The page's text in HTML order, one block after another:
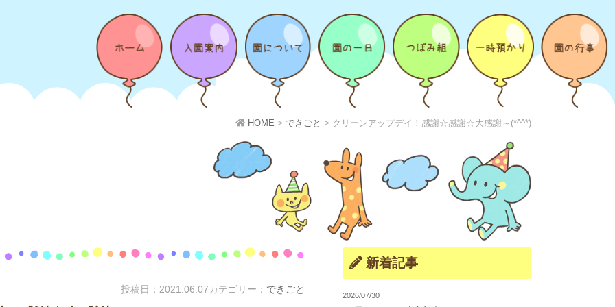
HOME > できごと > クリーンアップデイ！感謝☆感謝☆大感謝～(*^^*)
投稿日： 2021.06.07カテゴリー： できごと
新着記事
2026/07/30